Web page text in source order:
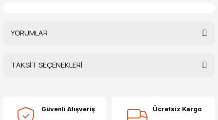
YORUMLAR
Yorum Yaz
TAKSİT SEÇENEKLERİ
Güvenli Alışveriş Ücretsiz Kargo